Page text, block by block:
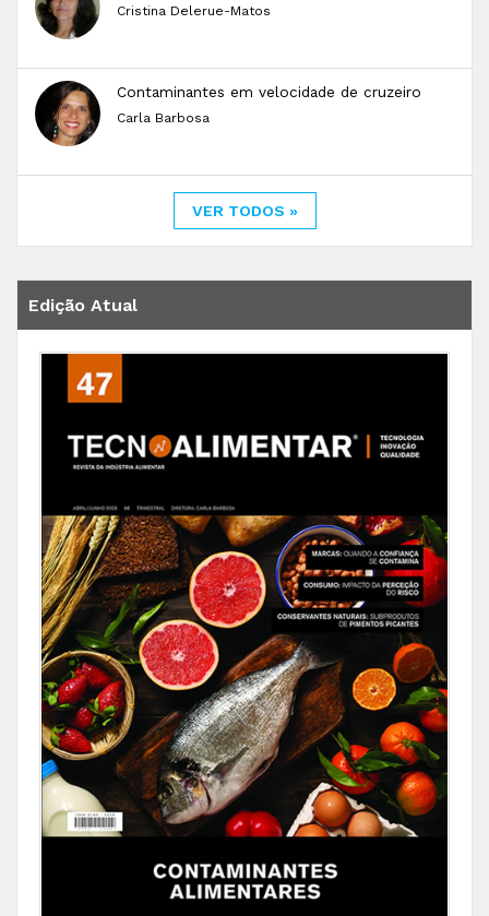
Cristina Delerue-Matos
Contaminantes em velocidade de cruzeiro
Carla Barbosa
VER TODOS »
Edição Atual